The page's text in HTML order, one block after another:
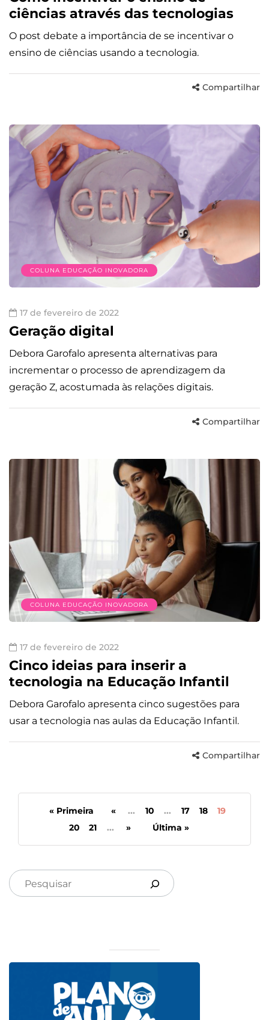
ciências através das tecnologias
O post debate a importância de se incentivar o
ensino de ciências usando a tecnologia.
Compartilhar
COLUNA EDUCAÇÃO INOVADORA
17 de fevereiro de 2022
Geração digital
Debora Garofalo apresenta alternativas para
incrementar o processo de aprendizagem da
geração Z, acostumada às relações digitais.
Compartilhar
COLUNA EDUCAÇÃO INOVADORA
17 de fevereiro de 2022
Cinco ideias para inserir a
tecnologia na Educação Infantil
Debora Garofalo apresenta cinco sugestões para
usar a tecnologia nas aulas da Educação Infantil.
Compartilhar
« Primeira « ... 10 ... 17 18
19
20
21 ... » Última »